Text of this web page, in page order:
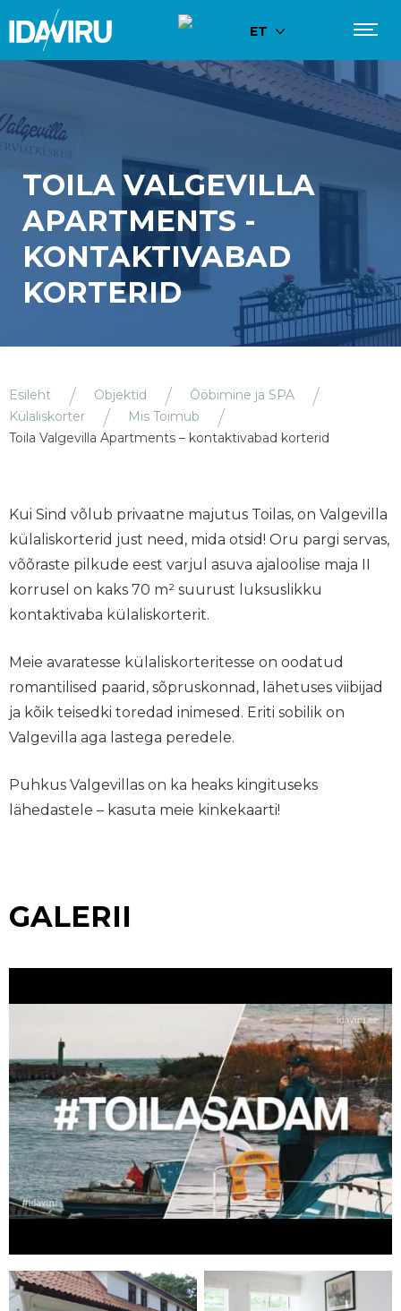
ET
TOILA VALGEVILLA
APARTMENTS -
KONTAKTIVABAD
KORTERID
Esileht Objektid
Ööbimine ja SPA
Külaliskorter
Mis Toimub
Toila Valgevilla Apartments – kontaktivabad korterid
Kui Sind võlub privaatne majutus Toilas, on Valgevilla
külaliskorterid just need, mida otsid! Oru pargi servas,
võõraste pilkude eest varjul asuva ajaloolise maja II
korrusel on kaks 70 m² suurust luksuslikku
kontaktivaba külaliskorterit.
Meie avaratesse külaliskorteritesse on oodatud
romantilised paarid, sõpruskonnad, lähetuses viibijad
ja kõik teisedki toredad inimesed. Eriti sobilik on
Valgevilla aga lastega peredele.
Puhkus Valgevillas on ka heaks kingituseks
lähedastele – kasuta meie kinkekaarti!
GALERII